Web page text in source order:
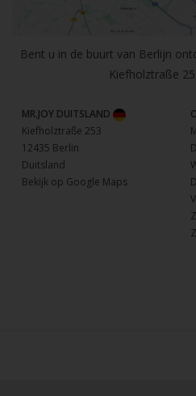
Bent u in de buurt van Berlijn
Kiefholztraße
MR.JOY DUITSLAND
Kiefholztraße 253
12435 Berlin
Duitsland
Bekijk op Google Maps